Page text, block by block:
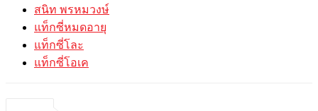
สนิท พรหมวงษ์
แท็กซี่หมดอายุ
แท็กซี่โละ
แท็กซี่โอเค